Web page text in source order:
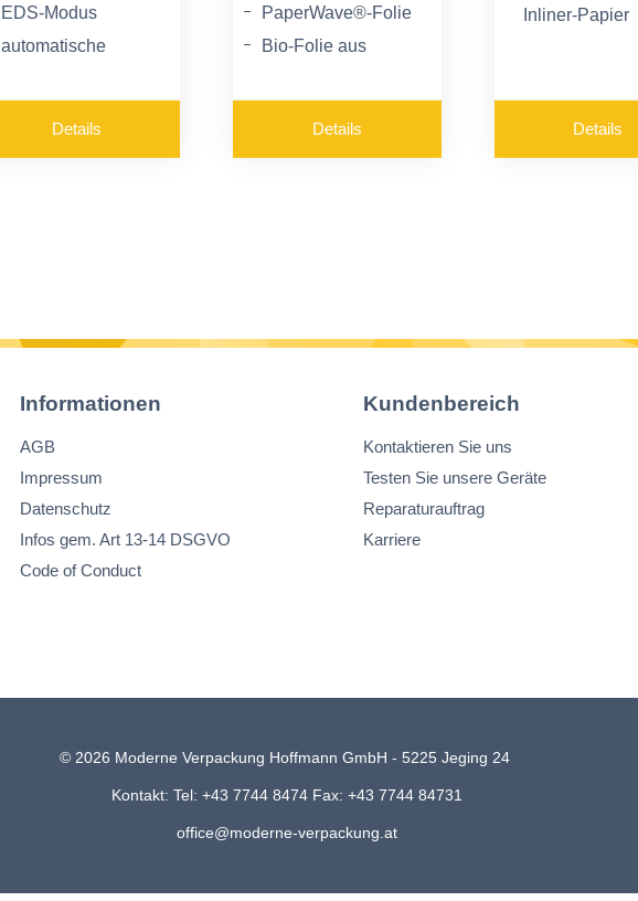
EDS-Modus
automatische
manuelle Produktion
durch händischen
Knopf oder Fußpedal
Details
PaperWave®-Folie
Bio-Folie aus
Standardfolie
Details
Inliner-Papier
kein Klebeband
notwendig
Details
Informationen
AGB
Impressum
Datenschutz
Infos gem. Art 13-14 DSGVO
Code of Conduct
Kundenbereich
Kontaktieren Sie uns
Testen Sie unsere Geräte
Reparaturauftrag
Karriere
© 2026 Moderne Verpackung Hoffmann GmbH - 5225 Jeging 24
Kontakt: Tel: +43 7744 8474 Fax: +43 7744 84731
office@moderne-verpackung.at